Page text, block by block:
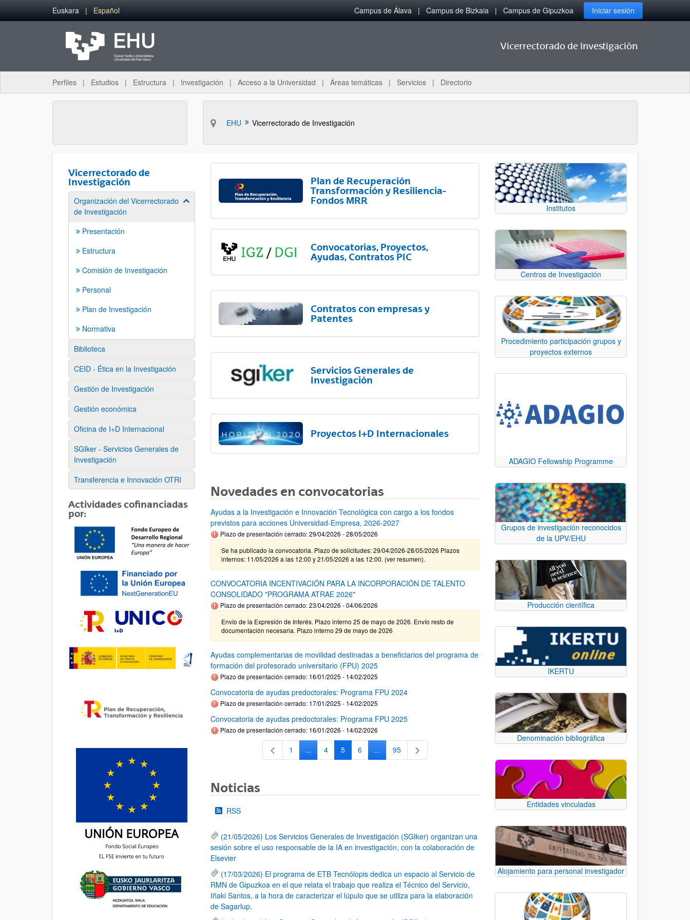
Saltar al contenido principal
Euskara Español Campus de Álava Campus de Bizkaia Campus de Gipuzkoa Iniciar sesión
Vicerrectorado de Investigación
Perfiles Estudios Estructura Investigación Acceso a la Universidad Áreas temáticas Servicios Directorio
EHU Vicerrectorado de Investigación
Vicerrectorado de
Investigación
Organización del Vicerrectorado
de Investigación
Mostrar/ocultar subpáginas
Presentación
Estructura
Comisión de Investigación
Personal
Plan de Investigación
Normativa
Biblioteca
CEID - Ética en la Investigación
Gestión de Investigación
Gestión económica
Oficina de I+D Internacional
SGIker - Servicios Generales de
Investigación
Transferencia e Innovación OTRI
Actividades cofinanciadas
por:
Plan de Recuperación
Transformación y Resiliencia-
Fondos MRR
Convocatorias, Proyectos,
Ayudas, Contratos PIC
Contratos con empresas y
Patentes
Servicios Generales de
Investigación
Proyectos I+D Internacionales
Novedades en convocatorias
Ayudas a la Investigación e Innovación Tecnológica con cargo a los fondos
previstos para acciones Universidad-Empresa, 2026-2027
Plazo de presentación cerrado: 29/04/2026 - 28/05/2026
Se ha publicado la convocatoria. Plazo de solicitudes: 29/04/2026-28/05/2026 Plazos
internos: 11/05/2026 a las 12:00 y 21/05/2026 a las 12:00. (ver resumen).
CONVOCATORIA INCENTIVACIÓN PARA LA INCORPORACIÓN DE TALENTO
CONSOLIDADO "PROGRAMA ATRAE 2026"
Plazo de presentación cerrado: 23/04/2026 - 04/06/2026
Envío de la Expresión de Interés. Plazo interno 25 de mayo de 2026. Envío resto de
documentación necesaria. Plazo interno 29 de mayo de 2026
Ayudas complementarias de movilidad destinadas a beneficiarios del programa de
formación del profesorado universitario (FPU) 2025
Plazo de presentación cerrado: 16/01/2025 - 14/02/2025
Convocatoria de ayudas predoctorales: Programa FPU 2024
Plazo de presentación cerrado: 17/01/2025 - 14/02/2025
Convocatoria de ayudas predoctorales: Programa FPU 2025
Plazo de presentación cerrado: 16/01/2026 - 14/02/2026
Página
1 ...Páginas intermedias Use TAB para desplazarse.
Página
4 Página
5 Página
6 ...Páginas intermedias Use TAB para desplazarse.
Página
95
Noticias
RSS
(21/05/2026) Los Servicios Generales de Investigación (SGIker) organizan una
sesión sobre el uso responsable de la IA en investigación, con la colaboración de
Elsevier
(17/03/2026) El programa de ETB Tecnólopis dedica un espacio al Servicio de
RMN de Gipuzkoa en el que relata el trabajo que realiza el Técnico del Servicio,
Iñaki Santos, a la hora de caracterizar el lúpulo que se utiliza para la elaboración
de Sagarlup.
Institutos
Centros de Investigación
Procedimiento participación grupos y
proyectos externos
ADAGIO Fellowship Programme
Grupos de investigación reconocidos
de la UPV/EHU
Producción científica
IKERTU
Denominación bibliográfica
Entidades vinculadas
Alojamiento para personal investigador